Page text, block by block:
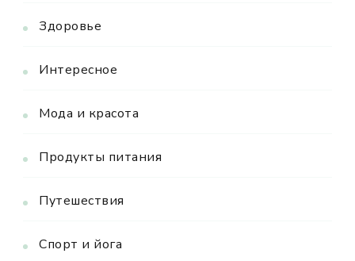
Здоровье
Интересное
Мода и красота
Продукты питания
Путешествия
Спорт и йога